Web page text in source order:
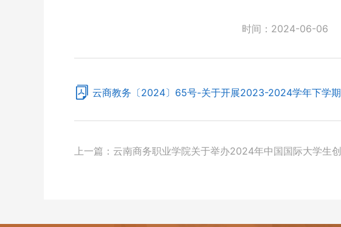
时间： 2024-06-06
云商教务〔2024〕65号-关于开展2023-2024学年下学
上一篇： 云南商务职业学院关于举办2024年中国国际大学生